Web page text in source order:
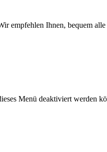
empfehlen Ihnen, bequem
Menü deaktiviert werden